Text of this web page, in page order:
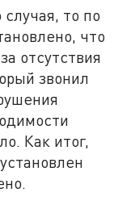
случая, то по
что
отсутствия
звонил
Как итог,